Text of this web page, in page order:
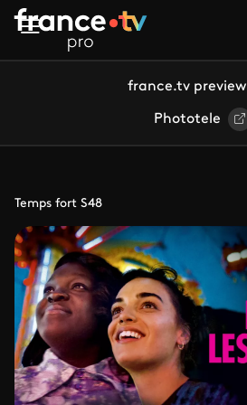
Aller au contenu principal
france.tv preview
Phototele
Temps fort S48